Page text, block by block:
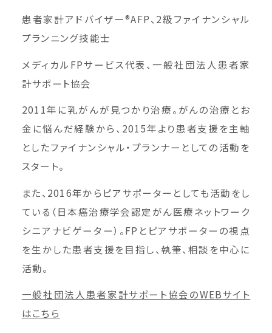
患者家計アドバイザー®AFP、2級ファイナンシャル
プランニング技能士
メディカルFPサービス代表、一般社団法人患者家
計サポート協会
2011年に乳がんが見つかり治療。がんの治療とお
金に悩んだ経験から、2015年より患者支援を主軸
としたファイナンシャル・プランナーとしての活動を
スタート。
また、2016年からピアサポーターとしても活動をし
ている（日本癌治療学会認定がん医療ネットワーク
シニアナビゲーター）。FPとピアサポーターの視点
を生かした患者支援を目指し、執筆、相談を中心に
活動。
一般社団法人患者家計サポート協会のWEBサイト
はこちら